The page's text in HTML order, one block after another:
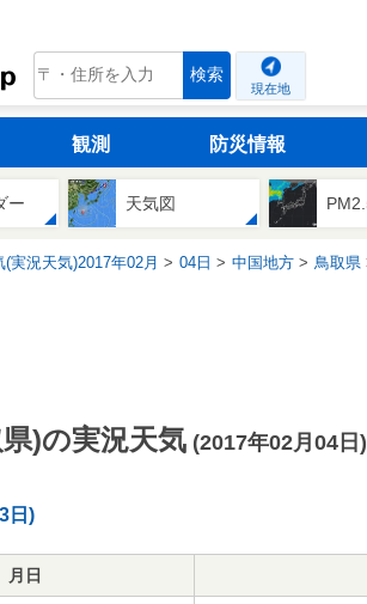
tenki.jp 検索
現在地
観測 防災情報
ー 天気図
(実況天気)2017年02月 04日 中国地方 鳥取県
)の実況天気 (2017年02月04日)
日)
月日